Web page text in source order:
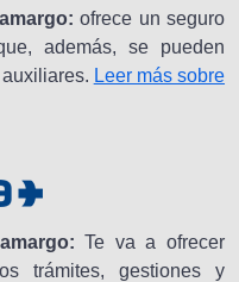
ofrece un seguro
además, se pueden
Leer más sobre
Te va a ofrecer
trámites, gestiones y